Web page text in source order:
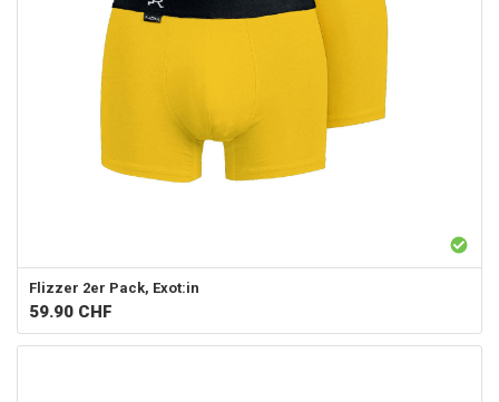
Flizzer 2er Pack, Exot:in
59.90 CHF